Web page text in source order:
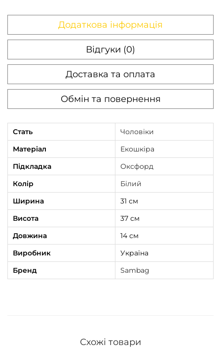
Додаткова інформація
Відгуки (0)
Доставка та оплата
Обмін та повернення
Стать
Чоловіки
Матеріал
Екошкіра
Підкладка
Оксфорд
Колір
Білий
Ширина
31 см
Висота
37 см
Довжина
14 см
Виробник
Україна
Бренд
Sambag
Схожі товари